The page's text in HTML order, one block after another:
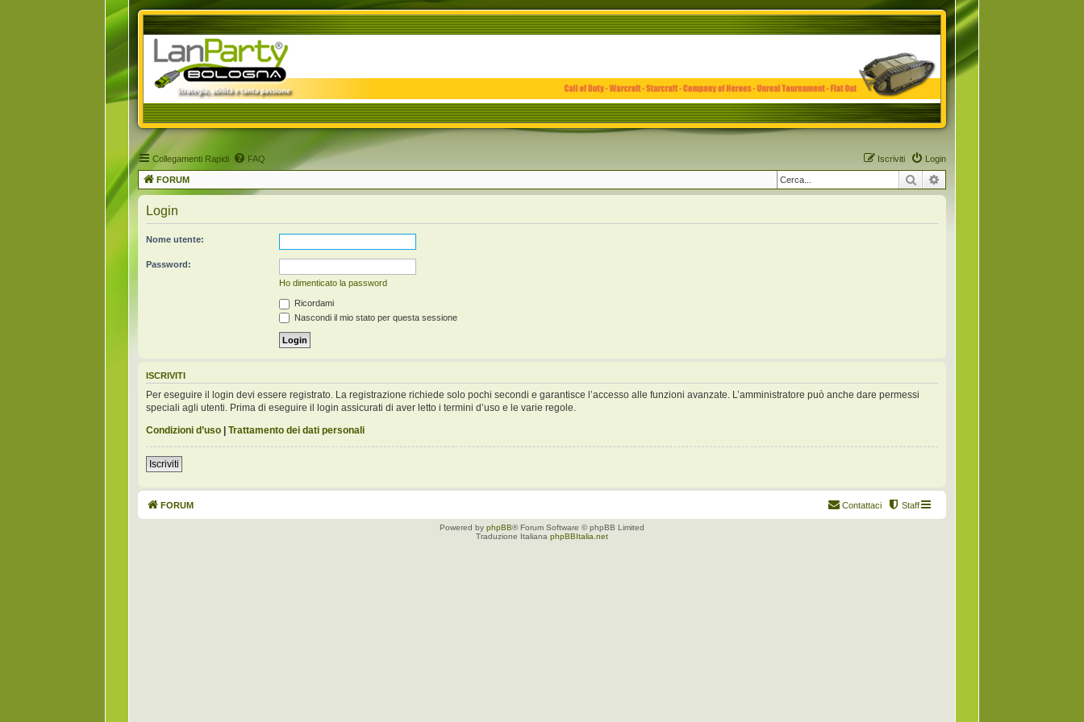
Collegamenti Rapidi FAQ Login
Iscriviti
FORUM Cerca
Login
Nome utente:
Password:
Ho dimenticato la password
Ricordami
Nascondi il mio stato per questa sessione
ISCRIVITI
Per eseguire il login devi essere registrato. La registrazione richiede solo pochi secondi e garantisce l’accesso alle funzioni avanzate. L’amministratore può anche dare permessi
speciali agli utenti. Prima di eseguire il login assicurati di aver letto i termini d’uso e le varie regole.
Condizioni d’uso | Trattamento dei dati personali
Iscriviti
FORUM Staff
Contattaci
Powered by phpBB® Forum Software © phpBB Limited
Traduzione Italiana phpBBItalia.net